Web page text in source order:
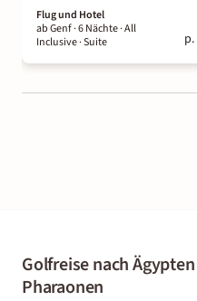
Flug und Hotel
ab Genf ·6 Nächte· All
Inclusive· Suite p.
Golfreise nach
Pharaonen